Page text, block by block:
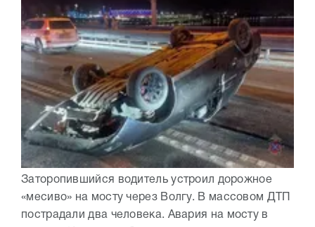
Заторопившийся водитель устроил дорожное
«месиво» на мосту через Волгу. В массовом ДТП
пострадали два человека. Авария на мосту в